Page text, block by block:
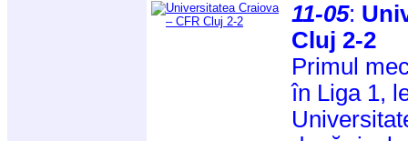
11-05:
Cluj 2-2
Primul
în Liga 1,